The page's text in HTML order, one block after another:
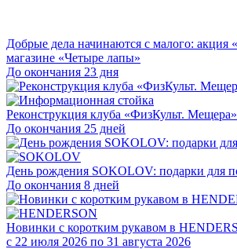
Добрые дела начинаются с малого: акция
магазине «Четыре лапы»
До окончания 23 дня
Реконструкция клуба «ФизКульт. Мещера»
До окончания 25 дней
День рождения SOKOLOV: подарки для
До окончания 8 дней
Новинки с коротким рукавом в
с 22 июля 2026 по 31 августа 2026